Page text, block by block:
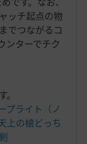
ッチ起点の物
でつながるコ
ンターでチク
ライト（ノ
上の槍どっち